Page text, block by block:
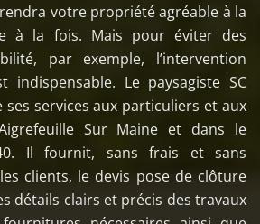
votre propriété agréable à la
à la fois. Mais pour éviter des
par exemple, l’intervention
indispensable. Le paysagiste SC
services aux particuliers et aux
Sur Maine et dans le
Il fournit, sans frais et sans
clients, le devis pose de clôture
détails clairs et précis des travaux